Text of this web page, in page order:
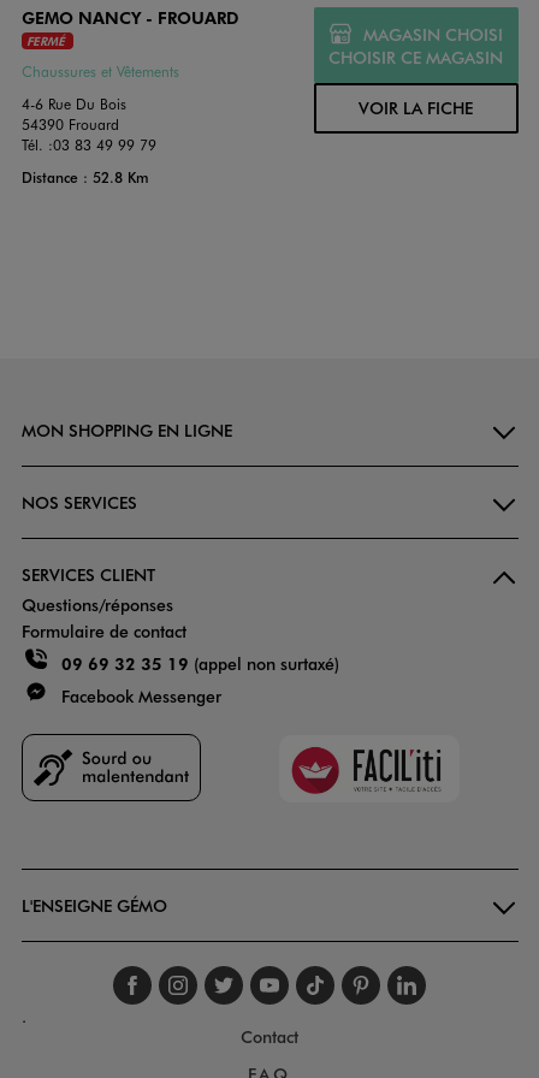
GEMO NANCY - FROUARD
FERMÉ
Chaussures et Vêtements
4-6 Rue Du Bois
54390 Frouard
Tél. :03 83 49 99 79
Distance : 52.8 Km
MAGASIN CHOISI
CHOISIR CE MAGASIN
VOIR LA FICHE
MON SHOPPING EN LIGNE
NOS SERVICES
SERVICES CLIENT
Questions/réponses
Formulaire de contact
09 69 32 35 19 (appel non surtaxé)
Facebook Messenger
Faciliti
L'ENSEIGNE GÉMO
Suivez-nous sur
Suivez-nous sur
Suivez-nous sur
Suivez-nous
Suivez-nous
Suivez-
.
Contact